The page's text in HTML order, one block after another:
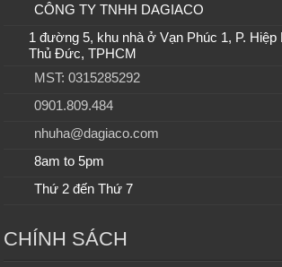
CÔNG TY TNHH DAGIACO
1 đường 5, khu nhà ở Vạn Phúc 1, P.
Thủ Đức, TPHCM
MST: 0315285292
0901.809.484
nhuha@dagiaco.com
8am to 5pm
Thứ 2 đến Thứ 7
CHÍNH SÁCH